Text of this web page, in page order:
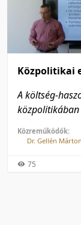
Közpolitikai
A költség-
közpolitikában
Közreműködők:
Dr. Gellén Márton
75